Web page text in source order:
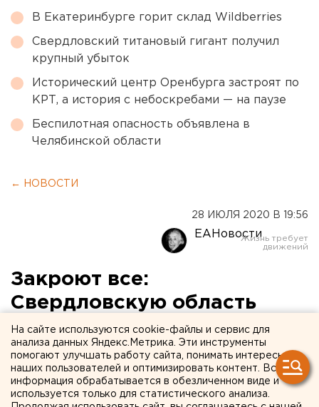
В Екатеринбурге горит склад Wildberries
Свердловский титановый гигант получил
крупный убыток
Исторический центр Оренбурга застроят по
КРТ, а история с небоскребами — на паузе
Беспилотная опасность объявлена в
Челябинской области
← НОВОСТИ
28 ИЮЛЯ 2020 В 19:56
ЕАНовости
Закроют все:
Свердловскую область
готовят к повторному
карантину из-за новой
волны пандемии
На сайте используются cookie-файлы и сервис для
анализа данных Яндекс.Метрика. Эти инструменты
помогают улучшать работу сайта, понимать интересы
наших пользователей и оптимизировать контент. Вся
информация обрабатывается в обезличенном виде и
используется только для статистического анализа.